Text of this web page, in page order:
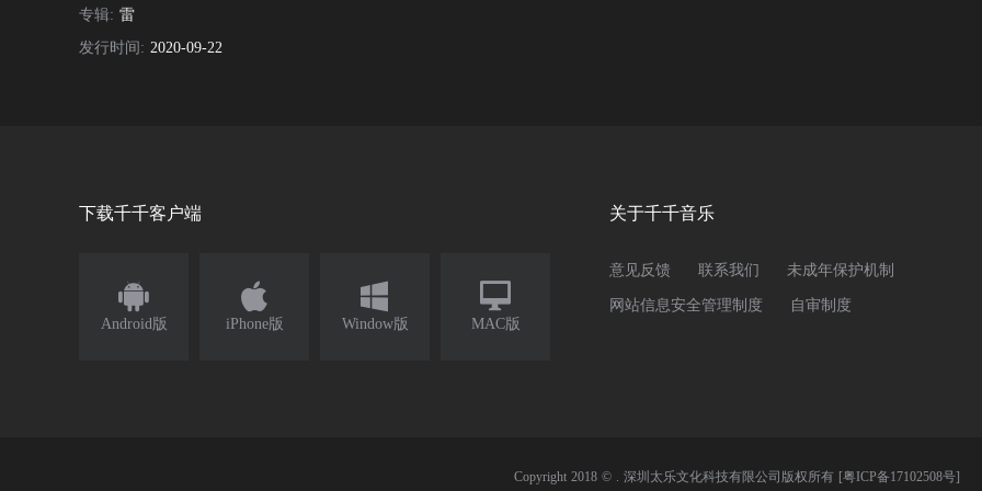
专辑: 雷
发行时间: 2020-09-22
下载千千客户端

Android版

iPhone版

Window版

MAC版
关于千千音乐
意见反馈 联系我们 未成年保护机制
网站信息安全管理制度 自审制度
Copyright 2018 © . 深圳太乐文化科技有限公司版权所有 [粤ICP备17102508号]